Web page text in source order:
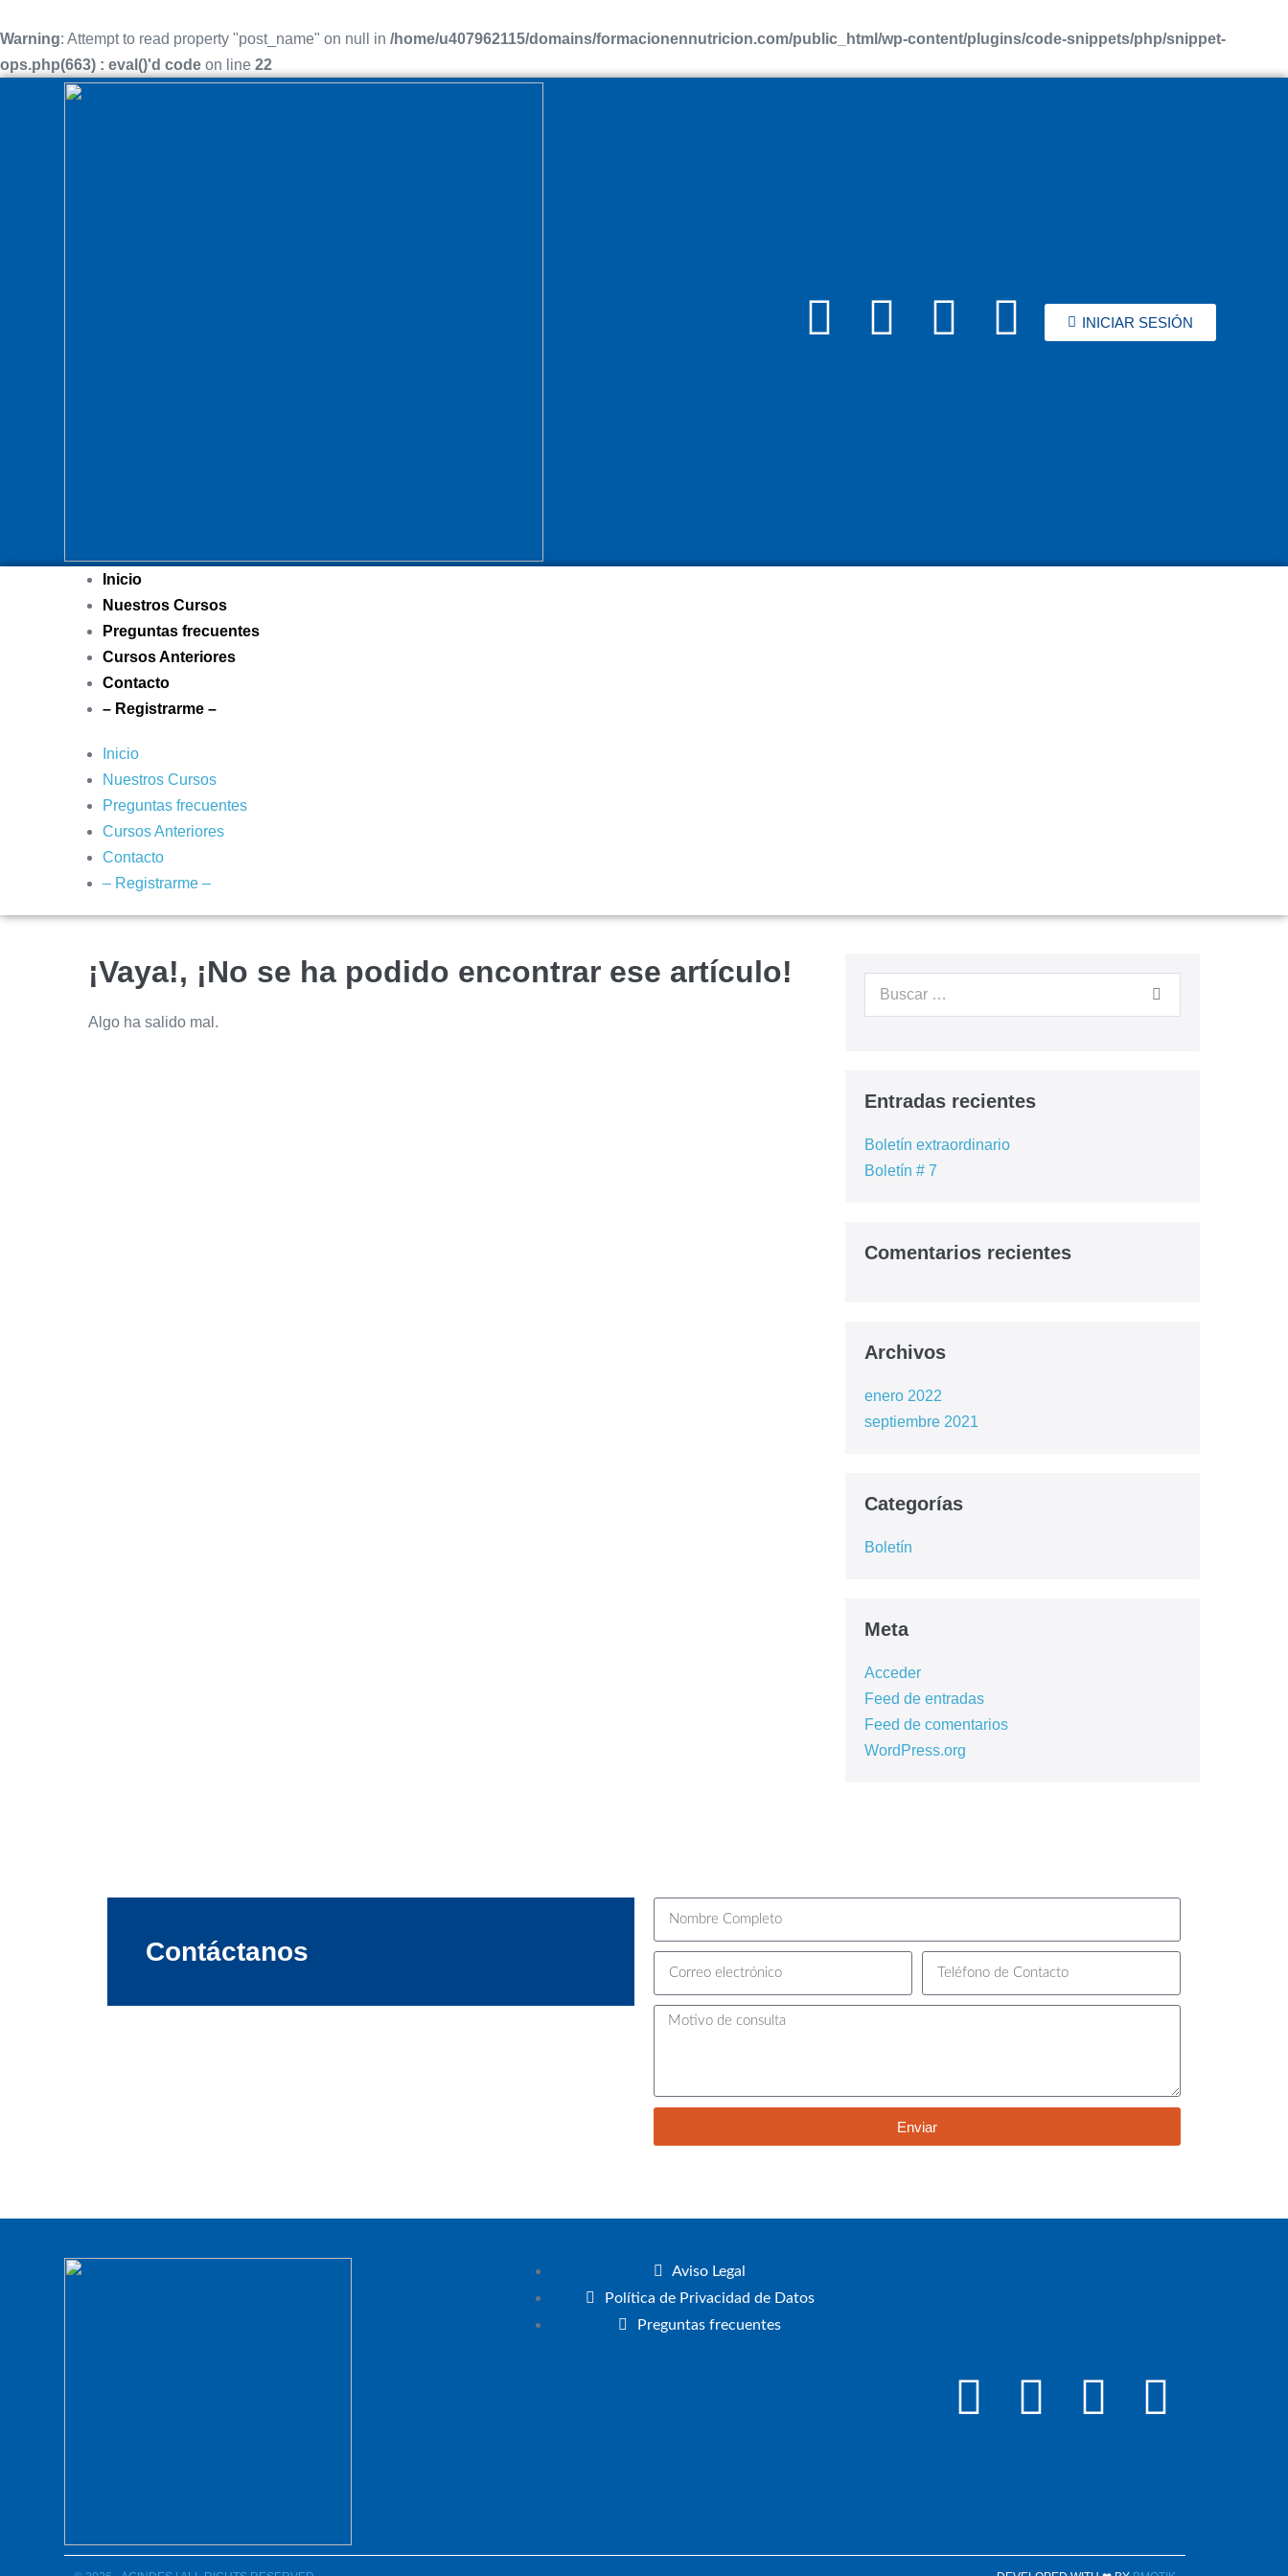
Warning: Attempt to read property "post_name" on null in /home/u407962115/domains/formacionennutricion.com/public_html/wp-content/plugins/code-snippets/php/snippet-
ops.php(663) : eval()'d code on line 22
INICIAR SESIÓN
Inicio
Nuestros Cursos
Preguntas frecuentes
Cursos Anteriores
Contacto
– Registrarme –
Inicio
Nuestros Cursos
Preguntas frecuentes
Cursos Anteriores
Contacto
– Registrarme –
¡Vaya!, ¡No se ha podido encontrar ese artículo!
Algo ha salido mal.
Entradas recientes
Boletín extraordinario
Boletín # 7
Comentarios recientes
Archivos
enero 2022
septiembre 2021
Categorías
Boletín
Meta
Acceder
Feed de entradas
Feed de comentarios
WordPress.org
Contáctanos
Enviar
Aviso Legal
Política de Privacidad de Datos
Preguntas frecuentes